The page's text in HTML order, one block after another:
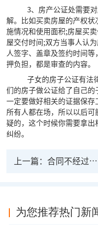
3、房产公证处需要对
解。比如买卖房屋的产权
施情况和使用面积;房屋买
屋交付时间;双方当事人认
人签字、盖章及签约时间
押负担，都是审查的内容。
子女的房子公证有法
们的房子做公证给了自己
一定要做好相关的证据保
所有人都在场，所以以后
疑的，这个时候你需要拿
纠纷。
上一篇： 合同不经过公证是否具有法律效力
为您推荐热门新